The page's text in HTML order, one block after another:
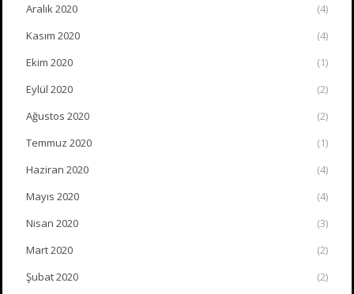
Aralık 2020
(4)
Kasım 2020
(4)
Ekim 2020
(1)
Eylül 2020
(2)
Ağustos 2020
(2)
Temmuz 2020
(1)
Haziran 2020
(4)
Mayıs 2020
(4)
Nisan 2020
(3)
Mart 2020
(2)
Şubat 2020
(2)